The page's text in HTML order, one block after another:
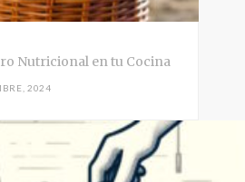
Nutricional en tu Cocina
2024